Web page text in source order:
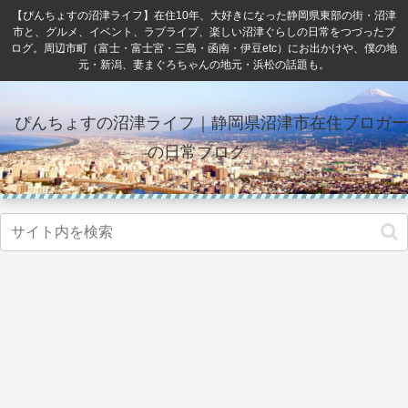
【ぴんちょすの沼津ライフ】在住10年、大好きになった静岡県東部の街・沼津
市と、グルメ、イベント、ラブライブ、楽しい沼津ぐらしの日常をつづったブ
ログ。周辺市町（富士・富士宮・三島・函南・伊豆etc）にお出かけや、僕の地
元・新潟、妻まぐろちゃんの地元・浜松の話題も。
ぴんちょすの沼津ライフ｜静岡県沼津市在住ブロガー
の日常ブログ